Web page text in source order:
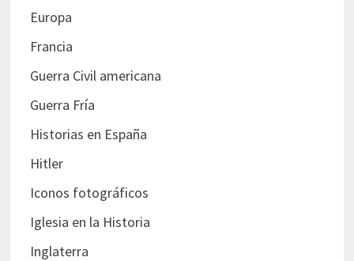
Europa
Francia
Guerra Civil americana
Guerra Fría
Historias en España
Hitler
Iconos fotográficos
Iglesia en la Historia
Inglaterra